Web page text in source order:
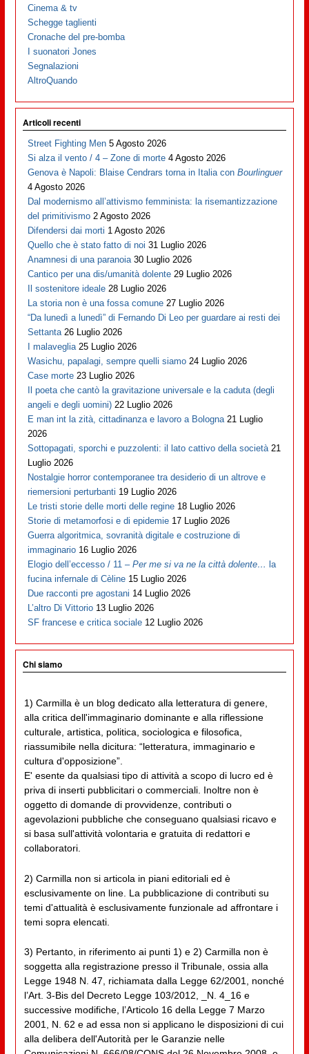
Cinema & tv
Schegge taglienti
Cronache del pre-bomba
I suonatori Jones
Segnalazioni
AltroQuando
Articoli recenti
Street Fighting Men 5 Agosto 2026
Si alza il vento / 4 – Zone di morte 4 Agosto 2026
Genova è Napoli: Blaise Cendrars torna in Italia conBourlinguer
4 Agosto 2026
Dal modernismo all’attivismo femminista: la risemantizzazione
del primitivismo 2 Agosto 2026
Difendersi dai morti 1 Agosto 2026
Quello che è stato fatto di noi 31 Luglio 2026
Anamnesi di una paranoia 30 Luglio 2026
Cantico per una dis/umanità dolente 29 Luglio 2026
Il sostenitore ideale 28 Luglio 2026
La storia non è una fossa comune 27 Luglio 2026
“Da lunedì a lunedì” di Fernando Di Leo per guardare ai resti dei
Settanta 26 Luglio 2026
I malaveglia 25 Luglio 2026
Wasichu, papalagi, sempre quelli siamo 24 Luglio 2026
Case morte 23 Luglio 2026
Il poeta che cantò la gravitazione universale e la caduta (degli
angeli e degli uomini) 22 Luglio 2026
E man int la zità, cittadinanza e lavoro a Bologna 21 Luglio
2026
Sottopagati, sporchi e puzzolenti: il lato cattivo della società 21
Luglio 2026
Nostalgie horror contemporanee tra desiderio di un altrove e
riemersioni perturbanti 19 Luglio 2026
Le tristi storie delle morti delle regine 18 Luglio 2026
Storie di metamorfosi e di epidemie 17 Luglio 2026
Guerra algoritmica, sovranità digitale e costruzione di
immaginario 16 Luglio 2026
Elogio dell’eccesso / 11 –Per me si va ne la città dolente… la
fucina infernale di Cèline 15 Luglio 2026
Due racconti pre agostani 14 Luglio 2026
L’altro Di Vittorio 13 Luglio 2026
SF francese e critica sociale 12 Luglio 2026
Chi siamo
1) Carmilla è un blog dedicato alla letteratura di genere,
alla critica dell'immaginario dominante e alla riflessione
culturale, artistica, politica, sociologica e filosofica,
riassumibile nella dicitura: “letteratura, immaginario e
cultura d'opposizione”.
E' esente da qualsiasi tipo di attività a scopo di lucro ed è
priva di inserti pubblicitari o commerciali. Inoltre non è
oggetto di domande di provvidenze, contributi o
agevolazioni pubbliche che conseguano qualsiasi ricavo e
si basa sull'attività volontaria e gratuita di redattori e
collaboratori.
2) Carmilla non si articola in piani editoriali ed è
esclusivamente on line. La pubblicazione di contributi su
temi d'attualità è esclusivamente funzionale ad affrontare i
temi sopra elencati.
3) Pertanto, in riferimento ai punti 1) e 2) Carmilla non è
soggetta alla registrazione presso il Tribunale, ossia alla
Legge 1948 N. 47, richiamata dalla Legge 62/2001, nonché
l’Art. 3-Bis del Decreto Legge 103/2012, _N. 4_16 e
successive modifiche, l’Articolo 16 della Legge 7 Marzo
2001, N. 62 e ad essa non si applicano le disposizioni di cui
alla delibera dell'Autorità per le Garanzie nelle